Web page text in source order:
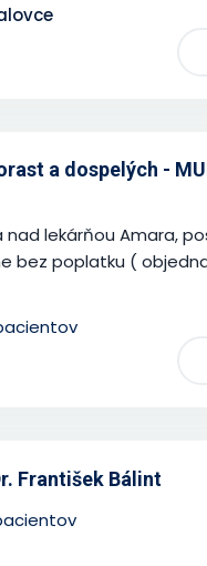
a dospelých -
lekárňou Amara,
bez poplatku (
František Bálint